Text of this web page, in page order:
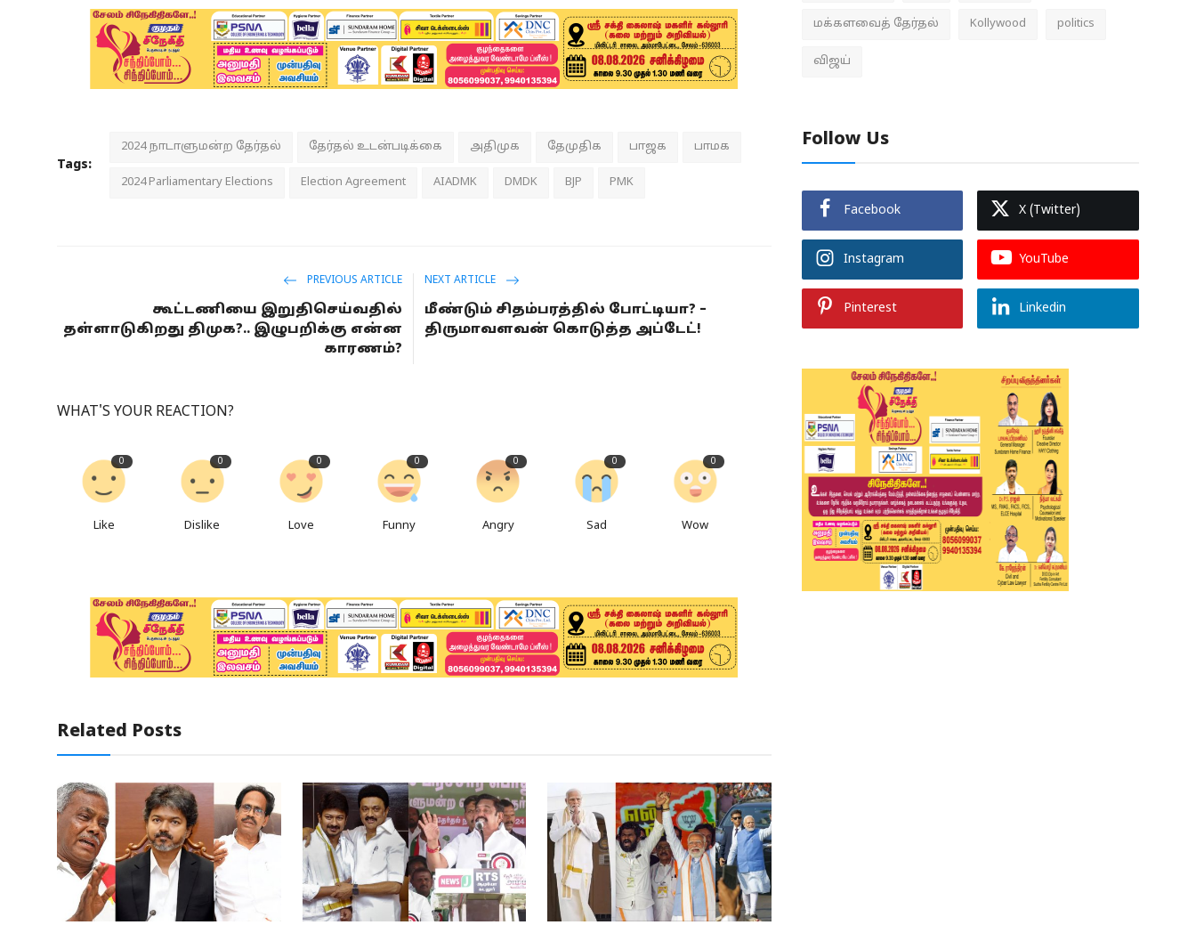
Tags:
2024 நாடாளுமன்ற தேர்தல் தேர்தல் உடன்படிக்கை அதிமுக தேமுதிக பாஜக பாமக
2024 Parliamentary Elections Election Agreement AIADMK DMDK BJP PMK
PREVIOUS ARTICLE
கூட்டணியை இறுதிசெய்வதில்
தள்ளாடுகிறது திமுக?.. இழுபறிக்கு என்ன
காரணம்?
NEXT ARTICLE
மீண்டும் சிதம்பரத்தில் போட்டியா? –
திருமாவளவன் கொடுத்த அப்டேட்!
WHAT'S YOUR REACTION?
0
Like
0
Dislike
0
Love
0
Funny
0
Angry
0
Sad
0
Wow
Related Posts
மக்களவைத் தேர்தல் Kollywood politics
விஜய்
Follow Us
Facebook X (Twitter)
Instagram YouTube
Pinterest Linkedin